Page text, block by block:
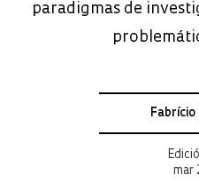
paradigmas de
Fabrício
mar